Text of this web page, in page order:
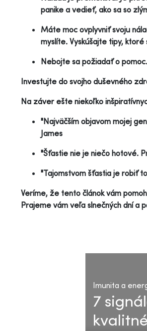
panike a vedieť, ako sa so
Máte moc ovplyvniť svoju
myslíte. Vyskúšajte tipy,
Nebojte sa požiadať o
Investujte do svojho duševného
Na záver ešte niekoľko
"Najväčším objavom mojej
James
"Šťastie nie je niečo hotové.
"Tajomstvom šťastia je robiť
Veríme, že tento článok vám
Prajeme vám veľa slnečných dní a
Imunita a
7